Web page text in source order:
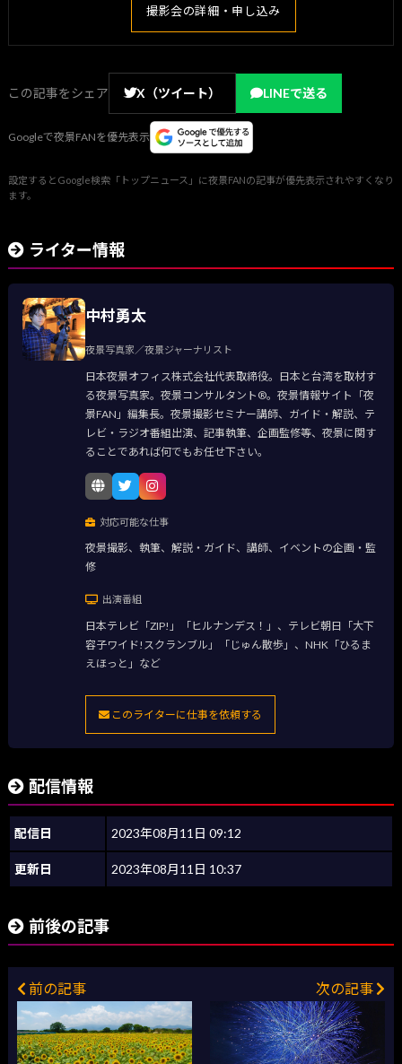
撮影会の詳細・申し込み
この記事をシェア X（ツイート） LINEで送る
Googleで夜景FANを優先表示
設定するとGoogle検索「トップニュース」に夜景FANの記事が優先表示されやすくなり
ます。
ライター情報
中村勇太
夜景写真家／夜景ジャーナリスト
日本夜景オフィス株式会社代表取締役。日本と台湾を取材す
る夜景写真家。夜景コンサルタント®。夜景情報サイト「夜
景FAN」編集長。夜景撮影セミナー講師、ガイド・解説、テ
レビ・ラジオ番組出演、記事執筆、企画監修等、夜景に関す
ることであれば何でもお任せ下さい。
対応可能な仕事
夜景撮影、執筆、解説・ガイド、講師、イベントの企画・監
修
出演番組
日本テレビ「ZIP!」「ヒルナンデス！」、テレビ朝日「大下
容子ワイド!スクランブル」「じゅん散歩」、NHK「ひるま
えほっと」など
このライターに仕事を依頼する
配信情報
配信日 2023年08月11日 09:12
更新日 2023年08月11日 10:37
前後の記事
前の記事 次の記事